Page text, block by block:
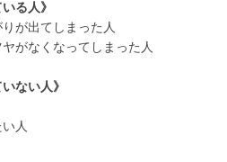
る人》
が出てしまった人
がなくなってしまった人
ない人》
人